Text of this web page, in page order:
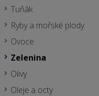
Tuňák
Ryby a mořské plody
Ovoce
Zelenina
Olivy
Oleje a octy